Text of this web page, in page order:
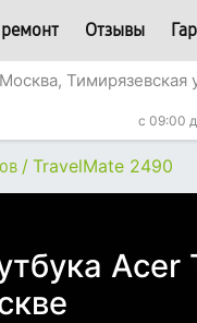
Отзывы
Москва, Тимирязевская
c 09:00
/ TravelMate 2490
Acer